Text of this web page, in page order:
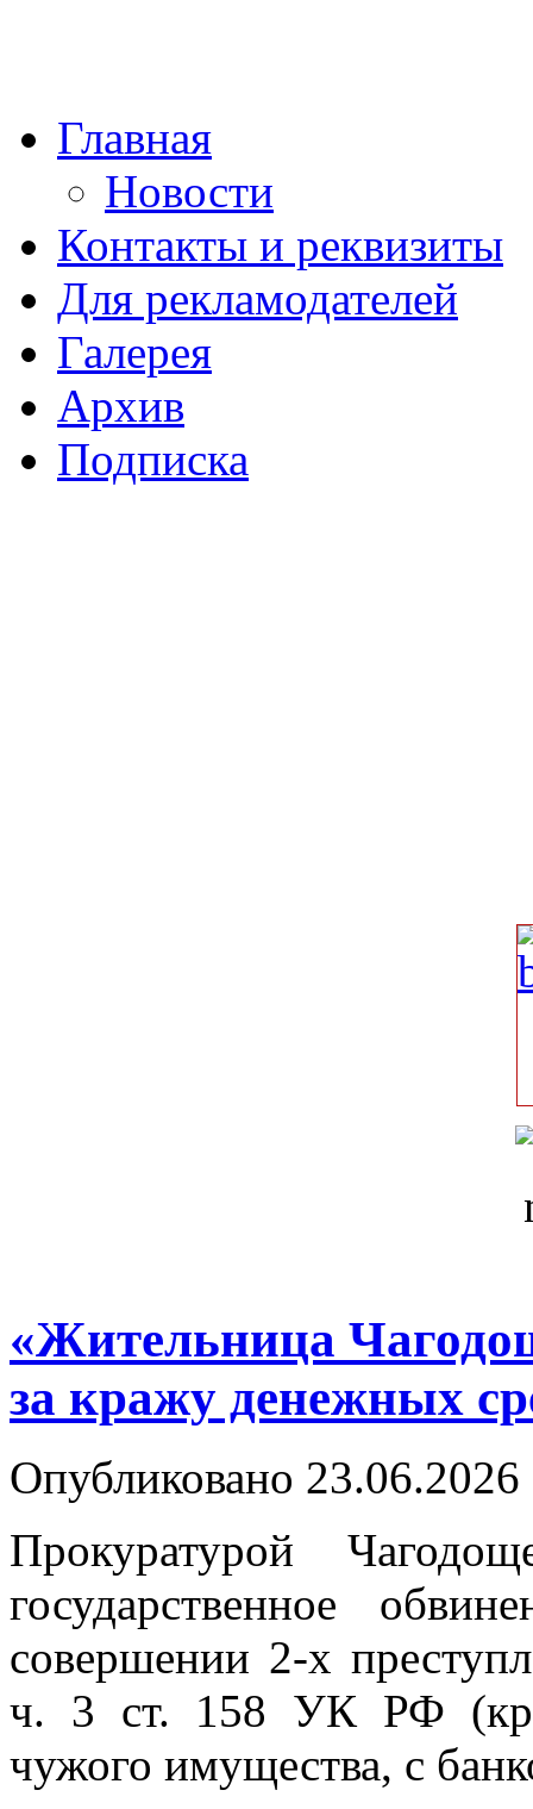
Главная
Новости
Контакты и реквизиты
Для рекламодателей
Галерея
Архив
Подписка
«Жительница
за кражу денежных
Опубликовано
Прокуратурой
государственное
совершении 2-х
ч. 3 ст. 158 УК РФ
чужого имущества, с